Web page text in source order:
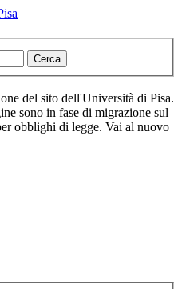
Cerca
del sito dell'Università di Pisa.
sono in fase di migrazione sul
obblighi di legge. Vai al nuovo